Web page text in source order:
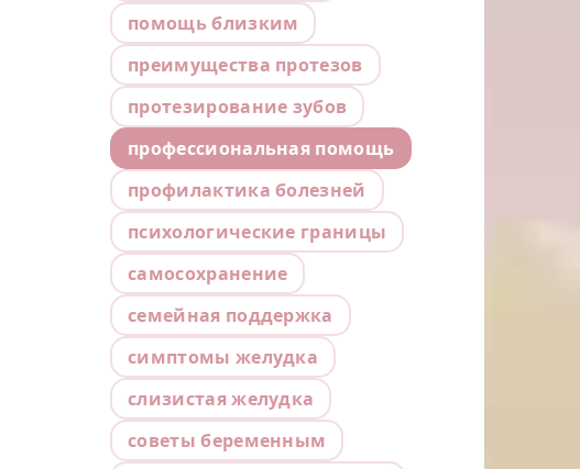
помощь близким
преимущества протезов
протезирование зубов
профессиональная помощь
профилактика болезней
психологические границы
самосохранение
семейная поддержка
симптомы желудка
слизистая желудка
советы беременным